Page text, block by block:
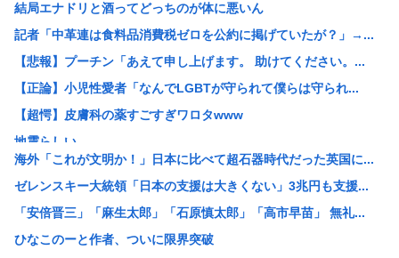
結局エナドリと酒ってどっちのが体に悪いん
記者「中革連は食料品消費税ゼロを公約に掲げていたが？」→...
【悲報】プーチン「あえて申し上げます。 助けてください。...
【正論】小児性愛者「なんでLGBTが守られて僕らは守られ...
【超愕】皮膚科の薬すごすぎワロタwww
地震らしい
【画像】松本人志さん、大勢の若いファンに囲まれてご満悦
【画像】田舎のオフィスレディのTikTok、えっちすぎる
韓国人「日本で新発売Galaxy Z Foldが売り切れ...
【画像】辻希空ちゃん、顔だけで普通に使える
海外「これが文明か！」日本に比べて超石器時代だった英国に...
ゼレンスキー大統領「日本の支援は大きくない」3兆円も支援...
「安倍晋三」「麻生太郎」「石原慎太郎」「高市早苗」 無礼...
ひなこのーと作者、ついに限界突破